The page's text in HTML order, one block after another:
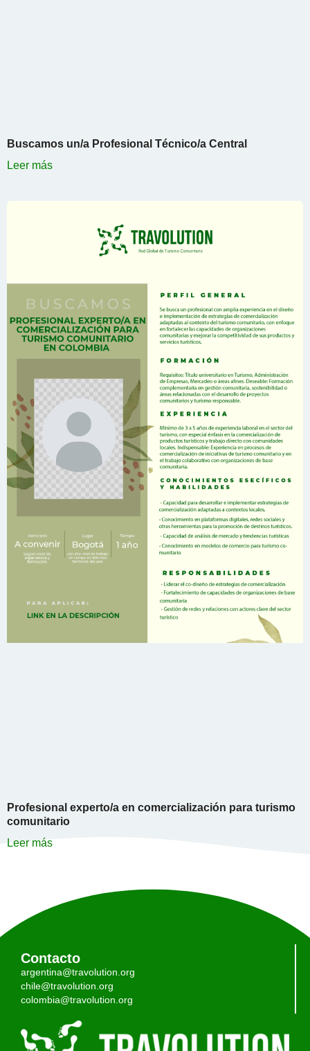
Buscamos un/a Profesional Técnico/a Central
Leer más
Profesional experto/a en comercialización para turismo
comunitario
Leer más
Contacto
argentina@travolution.org
chile@travolution.org
colombia@travolution.org